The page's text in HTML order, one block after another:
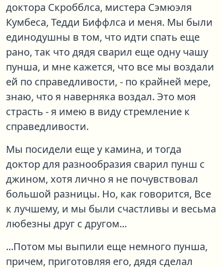
доктора Скробблса, мистера Сэмюэля
Кумбеса, Тедди Биффлса и меня. Мы были
единодушны в том, что идти спать еще
рано, так что дядя сварил еще одну чашу
пунша, и мне кажется, что все мы воздали
ей по справедливости, - по крайней мере,
знаю, что я наверняка воздал. Это моя
страсть - я имею в виду стремление к
справедливости.
Мы посидели еще у камина, и тогда
доктор для разнообразия сварил пунш с
джином, хотя лично я не почувствовал
большой разницы. Но, как говорится, Все
к лучшему, и мы были счастливы и весьма
любезны друг с другом...
...Потом мы выпили еще немного пунша,
причем, приготовляя его, дядя сделал